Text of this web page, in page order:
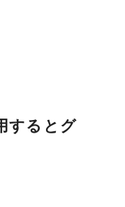
するとグ